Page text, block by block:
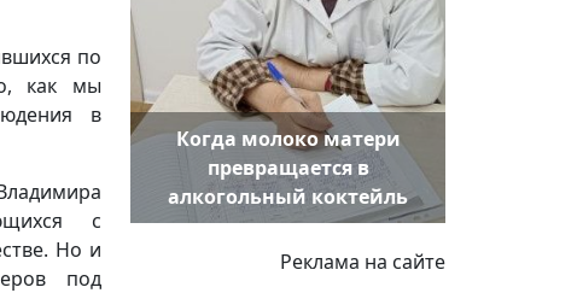
по
как мы
в
с
Но и
под
Когда молоко матери
превращается в
алкогольный коктейль
Реклама на сайте